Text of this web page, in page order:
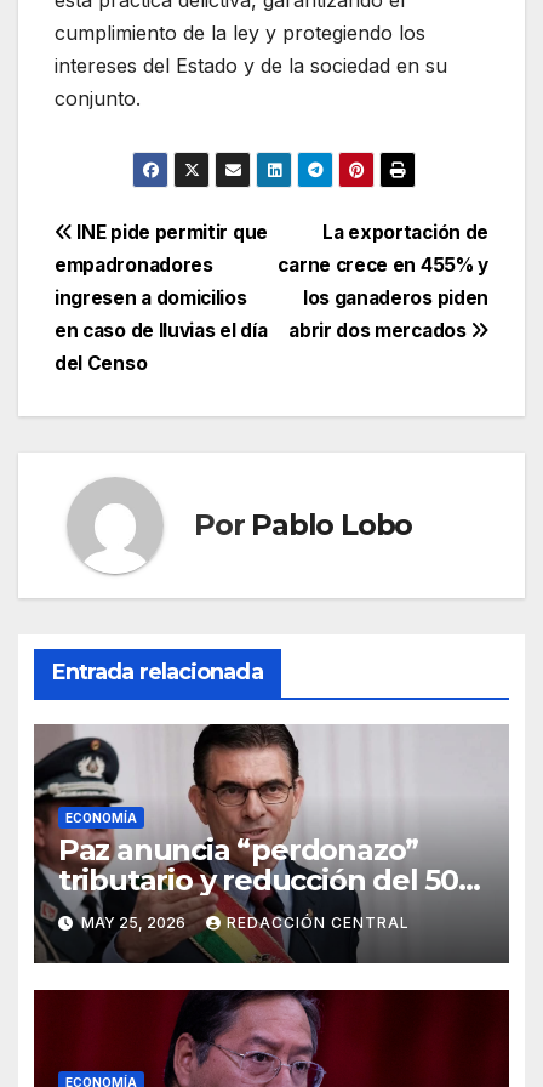
cumplimiento de la ley y protegiendo los
intereses del Estado y de la sociedad en su
conjunto.
Navegación
de
entradas
La exportación de
carne crece en 455% y
los ganaderos piden
abrir dos mercados
INE pide permitir que
empadronadores
ingresen a domicilios
en caso de lluvias el día
del Censo
Por Pablo Lobo
Entrada relacionada
ECONOMÍA
Paz anuncia “perdonazo”
tributario y reducción del 50%
al salario del Presidente y
ministros
MAY 25, 2026 REDACCIÓN CENTRAL
ECONOMÍA